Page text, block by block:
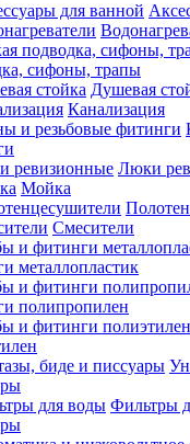
сифоны, трапы
Душевая
Канализация
Люки
Мойка
Смесители
металлопластик
полипропилен
Фильтры